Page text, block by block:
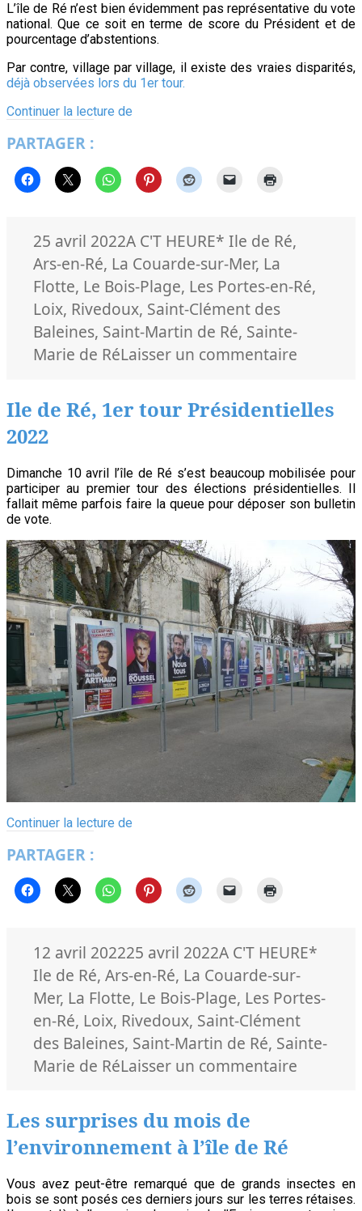
L’île de Ré n’est bien évidemment pas représentative du vote
national. Que ce soit en terme de score du Président et de
pourcentage d’abstentions.
Par contre, village par village, il existe des vraies disparités,
déjà observées lors du 1er tour.
Continuer la lecture de
2ème
tour
PARTAGER :
Publié
le
25 avril 2022Catégories
A C'T HEUREMots-
clés
* Ile de Ré,
Ars-en-Ré, La Couarde-sur-Mer, La
Flotte, Le Bois-Plage, Les Portes-en-Ré,
Loix, Rivedoux, Saint-Clément des
Baleines, Saint-Martin de Ré, Sainte-
Marie de RéLaisser un commentaire
de
Ré
2ème
tour
2022
Ile de Ré, 1er tour Présidentielles
2022
Dimanche 10 avril l’île de Ré s’est beaucoup mobilisée pour
participer au premier tour des élections présidentielles. Il
fallait même parfois faire la queue pour déposer son bulletin
de vote.
Continuer la lecture de
tour
Présidentielles
PARTAGER :
Publié
le
12 avril 202225 avril 2022Catégories
A C'T HEUREMots-
*
Ile de Ré,Ars-en-Ré, La Couarde-sur-
Mer, La Flotte, Le Bois-Plage, Les Portes-
en-Ré, Loix, Rivedoux, Saint-Clément
des Baleines, Saint-Martin de Ré, Sainte-
Marie de RéLaisser un commentaire
tour
Les surprises du mois de
l’environnement à l’île de Ré
Vous avez peut-être remarqué que de grands insectes en
bois se sont posés ces derniers jours sur les terres rétaises.